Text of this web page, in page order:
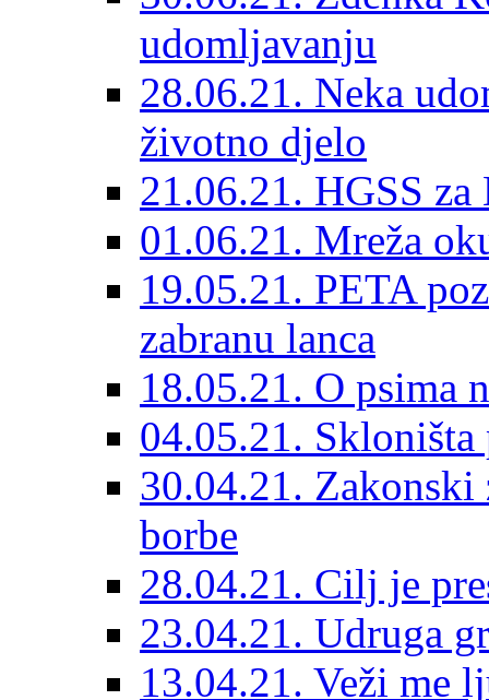
udomljavanju
28.06.21. Neka
životno djelo
21.06.21. HGSS za
01.06.21. Mreža
19.05.21. PETA
zabranu lanca
18.05.21. O psima
04.05.21.
30.04.21. Zakonski
borbe
28.04.21. Cilj je
23.04.21. Udruga
13.04.21. Veži me